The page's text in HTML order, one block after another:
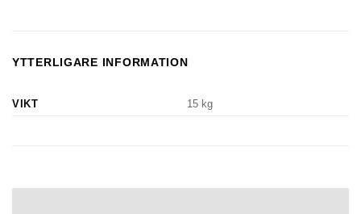
YTTERLIGARE INFORMATION
VIKT 15 kg